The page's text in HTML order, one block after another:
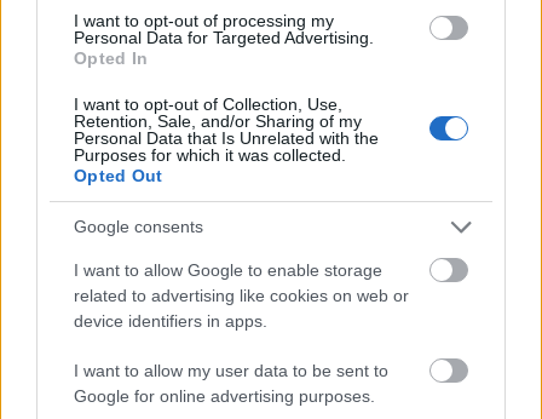
I want to opt-out of processing my
Personal Data for Targeted Advertising.
Opted In
I want to opt-out of Collection, Use,
Retention, Sale, and/or Sharing of my
Personal Data that Is Unrelated with the
Purposes for which it was collected.
Opted Out
Google consents
I want to allow Google to enable storage
related to advertising like cookies on web or
device identifiers in apps.
I want to allow my user data to be sent to
Google for online advertising purposes.
"A Kopp-kopp a bosszú és az árulás velőtrázó
története – mindössze három nap eseményeit
mondja el, amelyekbe az egész világ beleremeg." A
skandináv krimik tarolnak világszerte és a magyar
olvasók között is egyre népszerűbbek. Ezúttal a 21.
Század Kiadó rukkolt ki egy jó kis regénnyel,
méghozzá…